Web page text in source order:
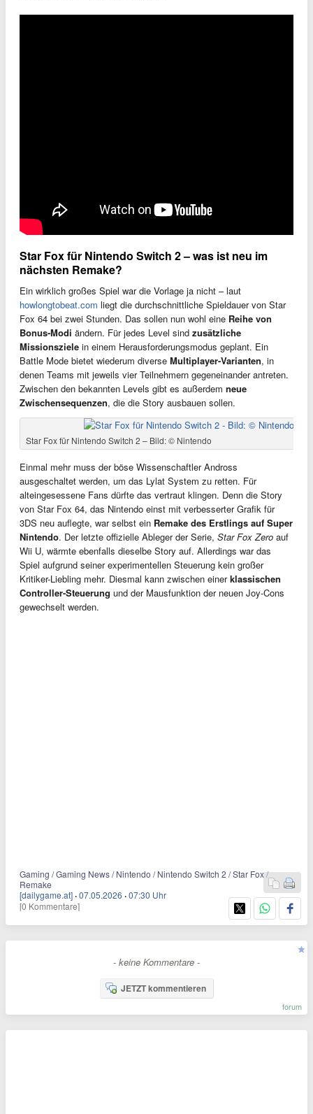
Star Fox für Nintendo Switch 2 – was ist neu im
nächsten Remake?
Ein wirklich großes Spiel war die Vorlage ja nicht – laut
howlongtobeat.com liegt die durchschnittliche Spieldauer von Star
Fox 64 bei zwei Stunden. Das sollen nun wohl eine Reihe von
Bonus-Modi ändern. Für jedes Level sind zusätzliche
Missionsziele in einem Herausforderungsmodus geplant. Ein
Battle Mode bietet wiederum diverse Multiplayer-Varianten, in
denen Teams mit jeweils vier Teilnehmern gegeneinander antreten.
Zwischen den bekannten Levels gibt es außerdem neue
Zwischensequenzen, die die Story ausbauen sollen.
Star Fox für Nintendo Switch 2 – Bild: © Nintendo
Einmal mehr muss der böse Wissenschaftler Andross
ausgeschaltet werden, um das Lylat System zu retten. Für
alteingesessene Fans dürfte das vertraut klingen. Denn die Story
von Star Fox 64, das Nintendo einst mit verbesserter Grafik für
3DS neu auflegte, war selbst ein Remake des Erstlings auf Super
Nintendo. Der letzte offizielle Ableger der Serie, Star Fox Zero auf
Wii U, wärmte ebenfalls dieselbe Story auf. Allerdings war das
Spiel aufgrund seiner experimentellen Steuerung kein großer
Kritiker-Liebling mehr. Diesmal kann zwischen einerklassischen
Controller-Steuerung und der Mausfunktion der neuen Joy-Cons
gewechselt werden.
Gaming / Gaming News / Nintendo / Nintendo Switch 2 / Star Fox /
Remake
[dailygame.at] ·07.05.2026 ·07:30 Uhr
[0 Kommentare]
- keine Kommentare -
JETZT kommentieren
forum